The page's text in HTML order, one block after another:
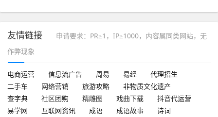
友情链接
申请要求：PR≥1，IP≥1000，内容属同类网站，无
作弊现象
电商运营 信息流广告 周易 易经
代理招生
二手车
网络营销 旅游攻略
非物质文化遗产
查字典
社区团购 精雕图 戏曲下载
抖音代运营
易学网
互联网资讯 成语 成语故事
诗词